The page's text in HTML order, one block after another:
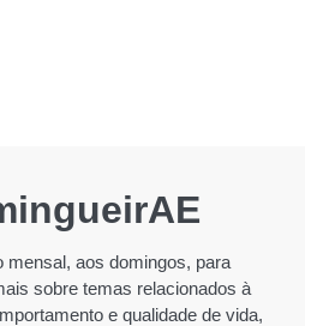
mensal, aos domingos, para
sobre temas relacionados à
e qualidade de vida,